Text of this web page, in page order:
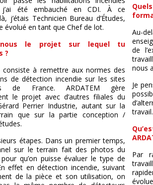
j’ai été embauché en CDI. À ce
j’étais Technicien Bureau d’Études,
évolué en tant que Chef de lot.
nous le projet sur lequel tu
?
consiste à remettre aux normes des
de détection incendie sur les sites
de France. ARDATEM gère
le projet avec d’autres filiales du
Perrier Industrie, autant sur la
que sur la partie conception /
étapes. Dans un premier temps,
sur le terrain fait des photos du
qu’on puisse évaluer le type de
effet en détection incendie, suivant
de la pièce et son utilisation, on
Au-
de
nous
Je
travail.
Par